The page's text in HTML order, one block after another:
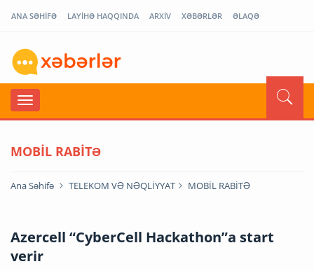
ANA SƏHİFƏ LAYİHƏ HAQQINDA ARXİV XƏBƏRLƏR ƏLAQƏ
MOBİL RABİTƏ
Ana Səhifə TELEKOM VƏ NƏQLİYYAT MOBİL RABİTƏ
Azercell “CyberCell Hackathon”a start
verir